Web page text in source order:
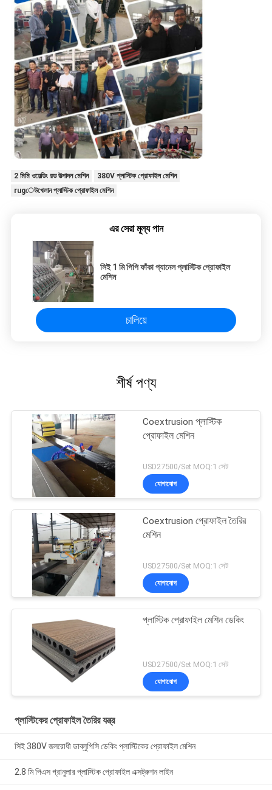
2 মিমি ওয়েল্ডিং রড উত্পাদন মেশিন
380V প্লাস্টিক প্রোফাইল মেশিন
rugেউখেলান প্লাস্টিক প্রোফাইল মেশিন
এর সেরা মূল্য পান
সিই 1 মি পিপি ফাঁকা প্যানেল প্লাস্টিক প্রোফাইল
মেশিন
চালিয়ে
শীর্ষ পণ্য
Coextrusion প্লাস্টিক
প্রোফাইল মেশিন
USD27500/Set MOQ:1 সেট
যোগাযোগ
Coextrusion প্রোফাইল তৈরির
মেশিন
USD27500/Set MOQ:1 সেট
যোগাযোগ
প্লাস্টিক প্রোফাইল মেশিন ডেকিং
USD27500/Set MOQ:1 সেট
যোগাযোগ
প্লাস্টিকের প্রোফাইল তৈরির যন্ত্র
সিই 380V জলরোধী ডাব্লুপিসি ডেকিং প্লাস্টিকের প্রোফাইল মেশিন
2.8 মি পিএস গ্রানুলার প্লাস্টিক প্রোফাইল এক্সট্রুশন লাইন